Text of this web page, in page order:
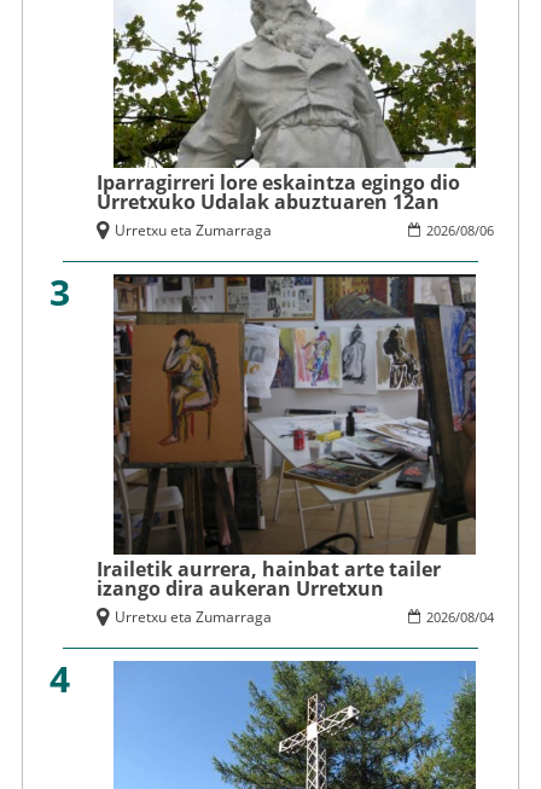
Iparragirreri lore eskaintza egingo dio
Urretxuko Udalak abuztuaren 12an
2026/08/06
Urretxu eta Zumarraga
3
Irailetik aurrera, hainbat arte tailer
izango dira aukeran Urretxun
2026/08/04
Urretxu eta Zumarraga
4